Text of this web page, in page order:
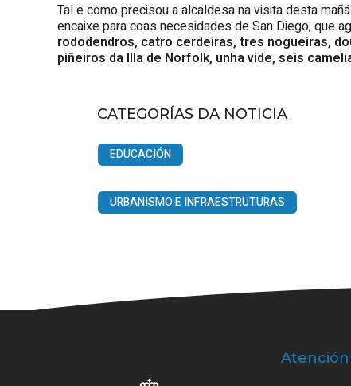
Tal e como precisou a alcaldesa na visita desta
encaixe para coas necesidades de San Diego, que
rododendros, catro cerdeiras, tres nogueiras,
piñeiros da Illa de Norfolk, unha vide, seis
CATEGORÍAS DA NOTICIA
EDUCACIÓN
URBANISMO E INFRAESTRUTURAS
Atención